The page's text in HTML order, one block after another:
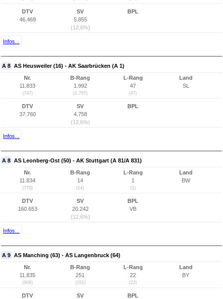
DTV
46.469
SV
5.855
(12,6%)
BPL
Infos...
A 8 AS Heusweiler (16) - AK Saarbrücken (A 1)
Nr.
11.833
(747)
B-Rang
1.992
(1.757)
L-Rang
47
(47)
Land
SL
DTV
37.760
SV
4.758
(12,6%)
BPL
Infos...
A 8 AS Leonberg-Ost (50) - AK Stuttgart (A 81/A 831)
Nr.
11.834
(778)
B-Rang
14
(14)
L-Rang
1
(1)
Land
BW
DTV
160.653
SV
20.242
(12,6%)
BPL
VB
Infos...
A 9 AS Manching (63) - AS Langenbruck (64)
Nr.
11.835
(906)
B-Rang
251
(251)
L-Rang
22
(22)
Land
BY
DTV
SV
BPL